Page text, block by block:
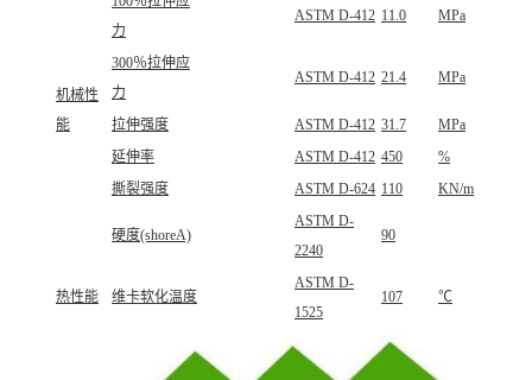
机械性
能
力
ASTM D-412 11.0 MPa
300％拉伸应
力
ASTM D-412 21.4 MPa
拉伸强度 ASTM D-412 31.7
MPa
延伸率
ASTM D-412 450
%
撕裂强度
ASTM D-624 110 KN/m
硬度(shoreA)
ASTM D-
2240
90
热性能 维卡软化温度
ASTM D-
1525
107 ℃